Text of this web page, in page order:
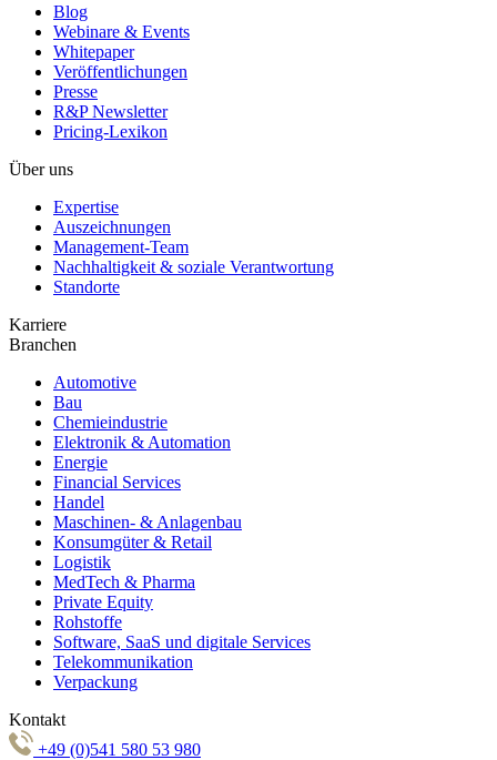
Blog
Webinare & Events
Whitepaper
Veröffentlichungen
Presse
R&P Newsletter
Pricing-Lexikon
Über uns
Expertise
Auszeichnungen
Management-Team
Nachhaltigkeit & soziale Verantwortung
Standorte
Karriere
Branchen
Automotive
Bau
Chemieindustrie
Elektronik & Automation
Energie
Financial Services
Handel
Maschinen- & Anlagenbau
Konsumgüter & Retail
Logistik
MedTech & Pharma
Private Equity
Rohstoffe
Software, SaaS und digitale Services
Telekommunikation
Verpackung
Kontakt
+49 (0)541 580 53 980